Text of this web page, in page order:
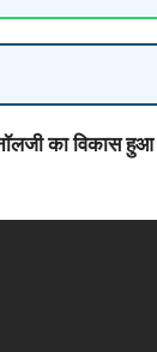
का विकास हुआ